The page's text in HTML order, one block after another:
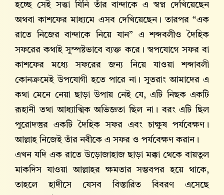
হচ্ছে সেই সত্তা যিনি তাঁর বান্দাকে এ স্বপ্ন দেখিয়েছেন
অথবা কাশফের মাধ্যমে এসব দেখিয়েছেন। তারপর “এক
রাতে নিজের বান্দাকে নিয়ে যান” এ শব্দবলীও দৈহিক
সফরের কথাই সুস্পষ্টভাবে ব্যক্ত করে। স্বপযোগে সফর বা
কাশফের মধ্যে সফরের জন্য নিয়ে যাওয়া শব্দাবলী
কোনক্রমেই উপযোগী হতে পারে না। সুতরাং আমাদের এ
কথা মেনে নেয়া ছাড়া উপায় নেই যে, এটি নিছক একটি
রূহানী তথা আধ্যাত্মিক অভিজ্ঞতা ছিল না। বরং এটি ছিল
পুরোদস্তুর একটি দৈহিক সফর এবং চাক্ষুষ পর্যবেক্ষণ।
আল্লাহ নিজেই তাঁর নবীকে এ সফর ও পর্যবেক্ষণ করান।
এখন যদি এক রাতে উড়োজাহাজ ছাড়া মক্কা থেকে বায়তুল
মাকদিস যাওয়া আল্লাহর ক্ষমতার সম্ভবপর হয়ে থাকে,
তাহলে হাদীসে যেসব বিস্তারিত বিবরণ এসেছে